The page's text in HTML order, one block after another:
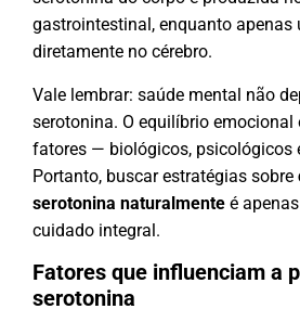
gastrointestinal, enquanto apenas
diretamente no cérebro.
Vale lembrar: saúde mental não
serotonina. O equilíbrio
fatores — biológicos, psicológicos
Portanto, buscar estratégias sobre
serotonina naturalmente é
cuidado integral.
Fatores que influenciam a
serotonina